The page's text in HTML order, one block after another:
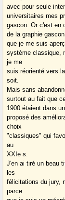
avec pour seule
universitaires mes
gascon. Or c'est en
de la graphie
que je me suis
système classique,
je me
suis réorienté vers
soit.
Mais sans
surtout au fait que
1900 étaient dans
proposé des
choix
"classiques" qui
au
XXIe s.
J'en ai tiré un beau
les
félicitations du jury,
parce